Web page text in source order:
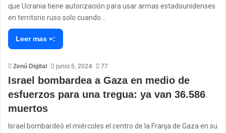
que Ucrania tiene autorización para usar armas estadounidenses
en territorio ruso solo cuando…
Leer mas »:
Zenú Digital junio 5, 2024 77
Israel bombardea a Gaza en medio de
esfuerzos para una tregua: ya van 36.586
muertos
Israel bombardeó el miércoles el centro de la Franja de Gaza en su